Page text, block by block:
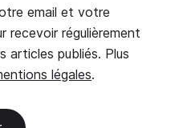
email et votre
recevoir régulièrement
articles publiés. Plus
légales.